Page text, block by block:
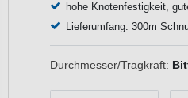
hohe Knotenfestigkeit,
Lieferumfang: 300m
Durchmesser/Tragkraft: